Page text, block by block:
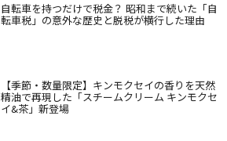
自転車を持つだけで税金？ 昭和まで続いた「自
転車税」の意外な歴史と脱税が横行した理由
【季節・数量限定】キンモクセイの香りを天然
精油で再現した「スチームクリーム キンモクセ
イ&茶」新登場